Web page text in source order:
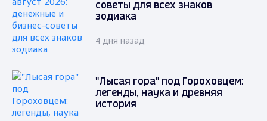
советы для всех знаков
зодиака
4 дня назад
"Лысая гора" под Гороховцем:
легенды, наука и древняя
история